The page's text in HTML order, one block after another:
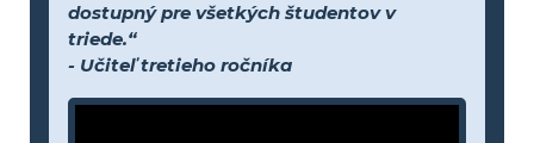
dostupný pre všetkých študentov v
triede.“
- Učiteľ tretieho ročníka